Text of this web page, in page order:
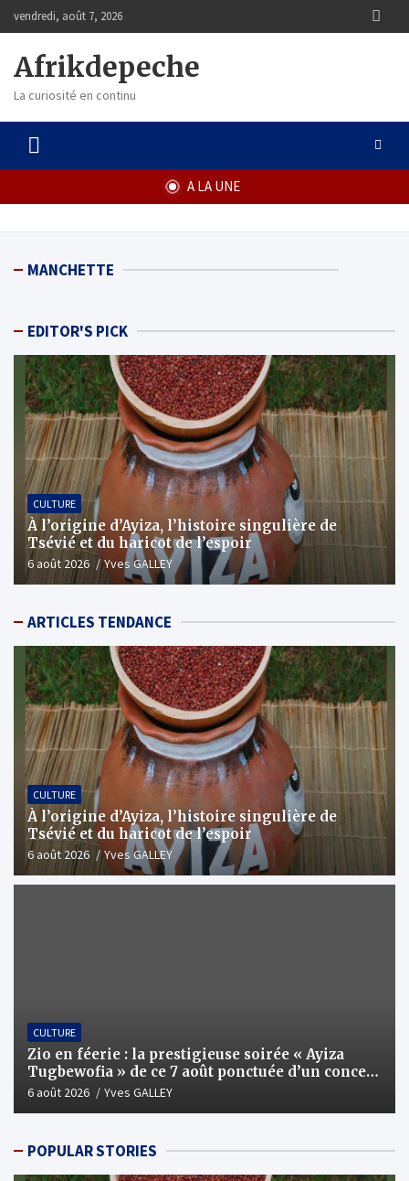
to
vendredi, août 7, 2026
Afrikdepeche
La curiosité en continu
A LA UNE
MANCHETTE
EDITOR'S PICK
CULTURE
À l’origine d’Ayiza, l’histoire singulière de
Tsévié et du haricot de l’espoir
6 août 2026 Yves GALLEY
ARTICLES TENDANCE
CULTURE
À l’origine d’Ayiza, l’histoire singulière de
Tsévié et du haricot de l’espoir
6 août 2026 Yves GALLEY
CULTURE
Zio en féerie : la prestigieuse soirée « Ayiza
Tugbewofia » de ce 7 août ponctuée d’un concert
XXL d’anthologie
6 août 2026 Yves GALLEY
POPULAR STORIES